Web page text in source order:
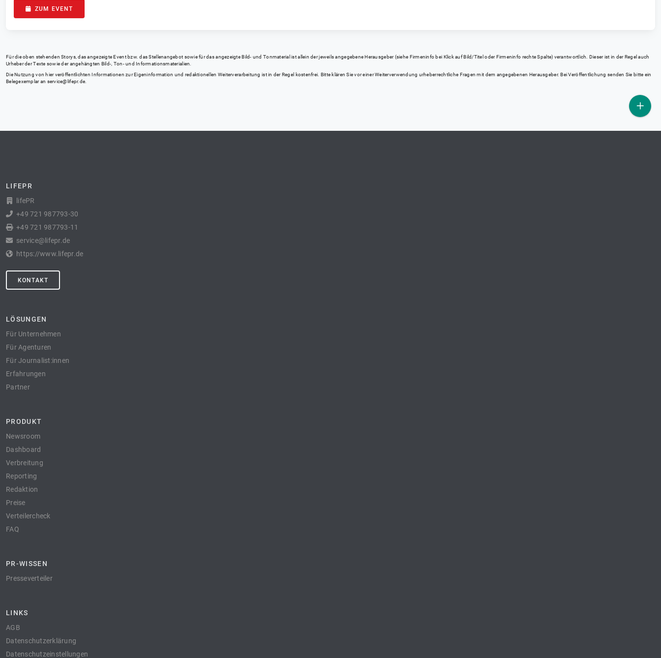
ZUM EVENT
Für die oben stehenden Storys, das angezeigte Event bzw. das Stellenangebot sowie für das angezeigte Bild- und Tonmaterial ist allein der jeweils angegebene Herausgeber (siehe Firmeninfo bei Klick auf Bild/Titel oder Firmeninfo rechte Spalte) verantwortlich. Dieser ist in der Regel auch
Urheber der Texte sowie der angehängten Bild-, Ton- und Informationsmaterialien.
Die Nutzung von hier veröffentlichten Informationen zur Eigeninformation und redaktionellen Weiterverarbeitung ist in der Regel kostenfrei. Bitte klären Sie vor einer Weiterverwendung urheberrechtliche Fragen mit dem angegebenen Herausgeber. Bei Veröffentlichung senden Sie bitte ein
Belegexemplar an service@lifepr.de
LIFEPR
lifePR
+49 721 987793-30
+49 721 987793-11
service@lifepr.de
https://www.lifepr.de
KONTAKT
LÖSUNGEN
Für Unternehmen
Für Agenturen
Für Journalist:innen
Erfahrungen
Partner
PRODUKT
Newsroom
Dashboard
Verbreitung
Reporting
Redaktion
Preise
Verteilercheck
FAQ
PR-WISSEN
Presseverteiler
LINKS
AGB
Datenschutzerklärung
Datenschutzeinstellungen